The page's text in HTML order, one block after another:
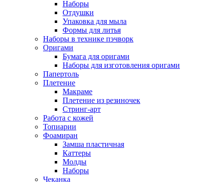
Наборы
Отдушки
Упаковка для мыла
Формы для литья
Наборы в технике пэчворк
Оригами
Бумага для оригами
Наборы для изготовления оригами
Папертоль
Плетение
Макраме
Плетение из резиночек
Стринг-арт
Работа с кожей
Топиарии
Фоамиран
Замша пластичная
Каттеры
Молды
Наборы
Чеканка